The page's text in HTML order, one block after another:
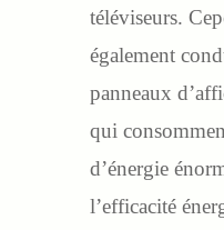
téléviseurs.
également
panneaux
qui
d’énergie
l’efficacité